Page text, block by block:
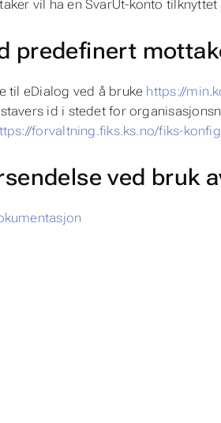
vil ha en SvarUt-konto
predefinert
til eDialog ved å bruke https://
id i stedet for
forvaltning.fiks.ks.no/fiks-
ved bruk